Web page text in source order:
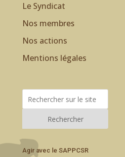
Le Syndicat
Nos membres
Nos actions
Mentions légales
Rechercher
Agir avec le SAPPCSR